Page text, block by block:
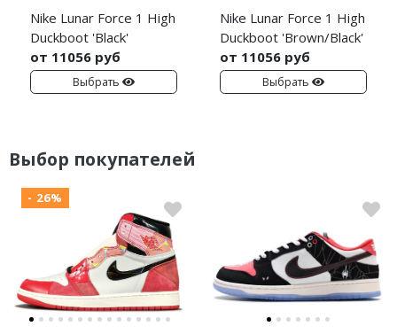
Nike Lunar Force 1 High
Duckboot 'Black'
от 11056 руб
Выбрать
Nike Lunar Force 1 High
Duckboot 'Brown/Black'
от 11056 руб
Выбрать
Выбор покупателей
- 26%